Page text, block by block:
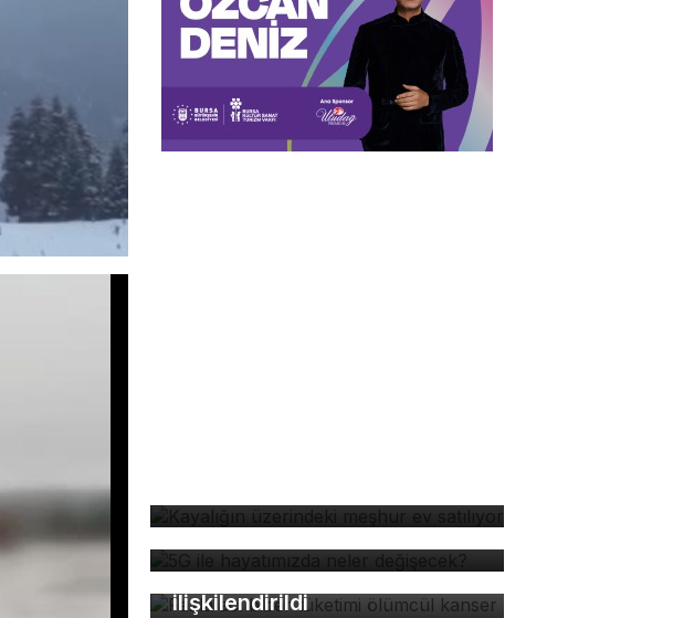
5G ile hayatımızda neler
değişecek?
Fazla acı biber tüketimi
ölümcül kanser riskiyle
ilişkilendirildi